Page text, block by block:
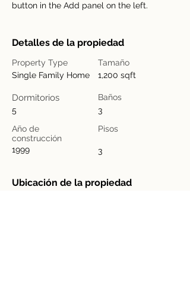
button in the Add panel on the left.
Detalles de la propiedad
Property Type
Single Family Home
Dormitorios
5
Año de
construcción
1999
Tamaño
1,200 sqft
Baños
3
Pisos
3
Ubicación de la propiedad